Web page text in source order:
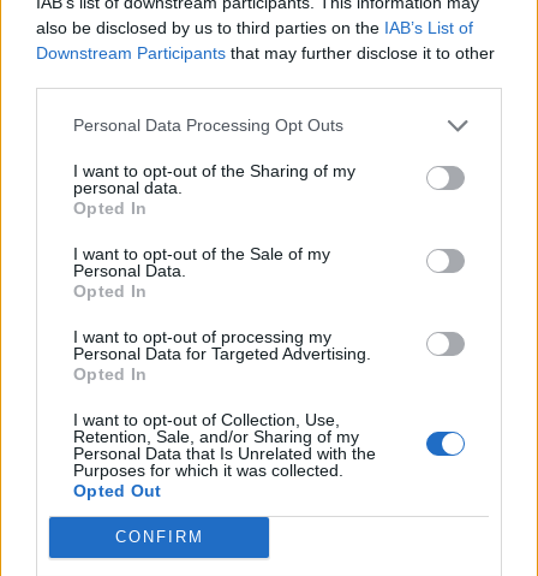
also be disclosed by us to third parties on the IAB’s List of
Downstream Participants that may further disclose it to other
Personal Data Processing Opt Outs
I want to opt-out of the Sharing of my
personal data.
Opted In
I want to opt-out of the Sale of my
Personal Data.
Opted In
I want to opt-out of processing my
Personal Data for Targeted Advertising.
Opted In
I want to opt-out of Collection, Use,
Retention, Sale, and/or Sharing of my
Personal Data that Is Unrelated with the
Purposes for which it was collected.
Opted Out
CONFIRM
Hammam, sauna : quels sont les risques pour la santé ?
news - 25 décembre 2018
6 choses à ne pas faire quand on a mal au dos
2 octobre 2018
Mucoviscidose : deux traitements sont enfin remboursés
1 juillet 2021
My Favorites